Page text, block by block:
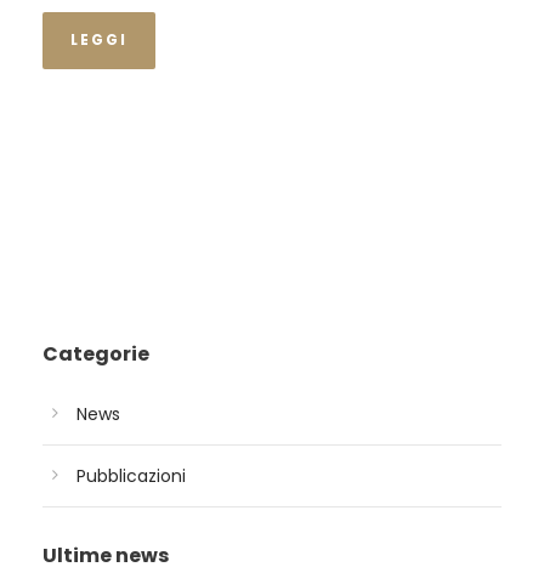
LEGGI
Categorie
News
Pubblicazioni
Ultime news